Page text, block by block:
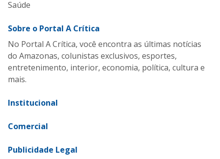
Saúde
Sobre o Portal A Crítica
No Portal A Crítica, você encontra as últimas notícias
do Amazonas, colunistas exclusivos, esportes,
entretenimento, interior, economia, política, cultura e
mais.
Institucional
Comercial
Publicidade Legal